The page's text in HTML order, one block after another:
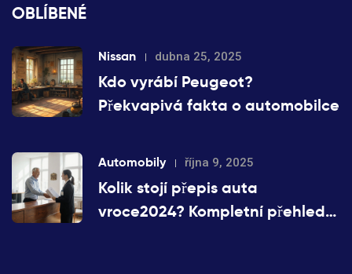
OBLÍBENÉ
Nissan dubna 25, 2025
Kdo vyrábí Peugeot?
Překvapivá fakta o automobilce
Automobily října 9, 2025
Kolik stojí přepis auta
vroce2024? Kompletní přehled